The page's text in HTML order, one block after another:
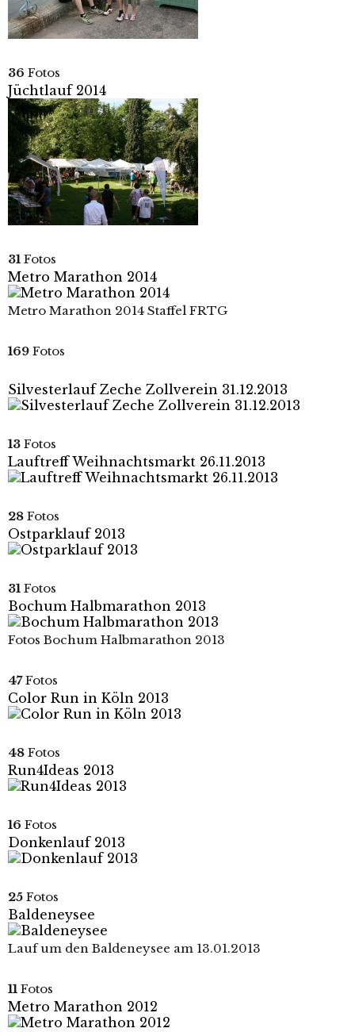
36 Fotos
Jüchtlauf 2014
31 Fotos
Metro Marathon 2014
Metro Marathon 2014 Staffel FRTG
169 Fotos
Silvesterlauf Zeche Zollverein 31.12.2013
13 Fotos
Lauftreff Weihnachtsmarkt 26.11.2013
28 Fotos
Ostparklauf 2013
31 Fotos
Bochum Halbmarathon 2013
Fotos Bochum Halbmarathon 2013
47Fotos
Color Run in Köln 2013
48 Fotos
Run4Ideas 2013
16 Fotos
Donkenlauf 2013
25 Fotos
Baldeneysee
Lauf um den Baldeneysee am 13.01.2013
11 Fotos
Metro Marathon 2012